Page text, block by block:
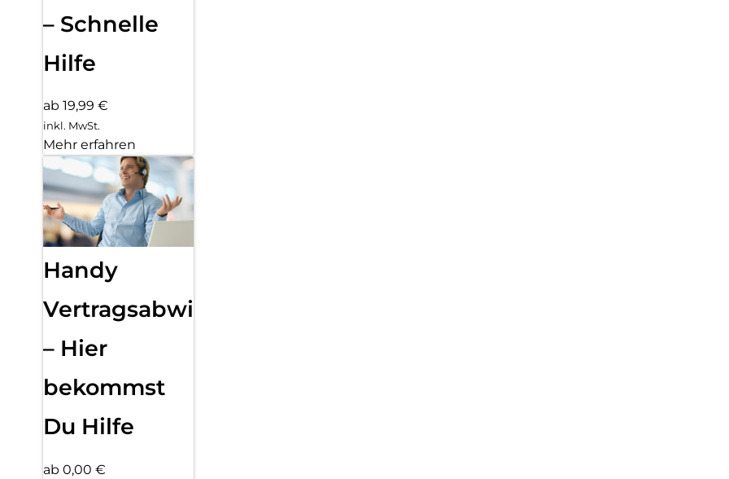
– Schnelle
Hilfe
ab 19,99 €
inkl. MwSt.
Mehr erfahren
Handy
Vertragsabwicklung
– Hier
bekommst
Du Hilfe
ab 0,00 €